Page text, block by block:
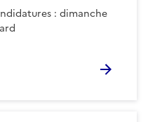
: dimanche